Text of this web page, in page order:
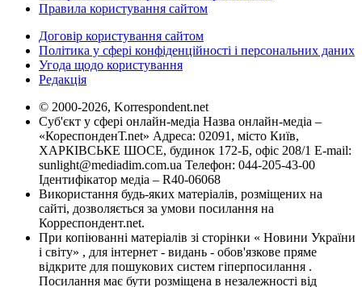
Правила користування сайтом
Договір користування сайтом
Політика у сфері конфіденційності і персональних даних
Угода щодо користування
Редакція
© 2000-2026, Korrespondent.net
Суб'єкт у сфері онлайн-медіа Назва онлайн-медіа –
«КореспонденТ.net» Адреса: 02091, місто Київ,
ХАРКІВСЬКЕ ШОСЕ, будинок 172-Б, офіс 208/1 E-mail:
sunlight@mediadim.com.ua Телефон: 044-205-43-00
Ідентифікатор медіа – R40-06068
Використання будь-яких матеріалів, розміщених на
сайті, дозволяється за умови посилання на
Корреспондент.net.
При копіюванні матеріалів зі сторінки « Новини України
і світу» , для інтернет - видань - обов'язкове пряме
відкрите для пошукових систем гіперпосилання .
Посилання має бути розміщена в незалежності від